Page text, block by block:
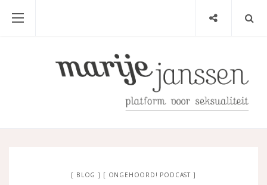
BLOG ONGEHOORD! PODCAST